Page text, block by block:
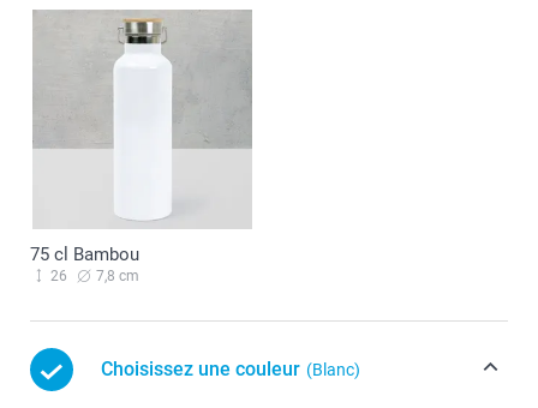
75 cl Bambou
26 7,8 cm
Choisissez une couleur (Blanc)